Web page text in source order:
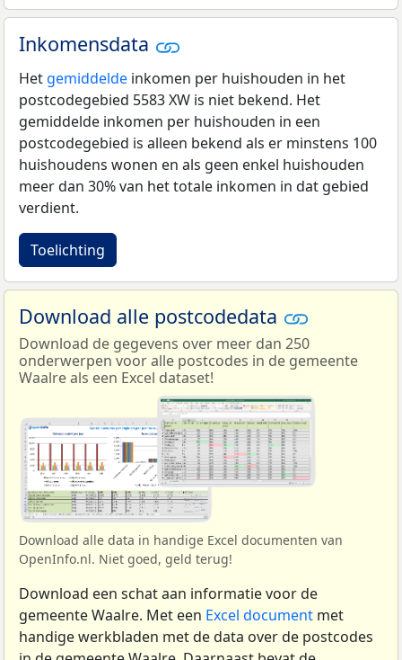
Inkomensdata
Het gemiddelde inkomen per huishouden in het
postcodegebied 5583 XW is niet bekend. Het
gemiddelde inkomen per huishouden in een
postcodegebied is alleen bekend als er minstens 100
huishoudens wonen en als geen enkel huishouden
meer dan 30% van het totale inkomen in dat gebied
verdient.
Toelichting
Download alle postcodedata
Download de gegevens over meer dan 250
onderwerpen voor alle postcodes in de gemeente
Waalre als een Excel dataset!
Download alle data in handige Excel documenten van
OpenInfo.nl. Niet goed, geld terug!
Download een schat aan informatie voor de
gemeente Waalre. Met een Excel document met
handige werkbladen met de data over de postcodes